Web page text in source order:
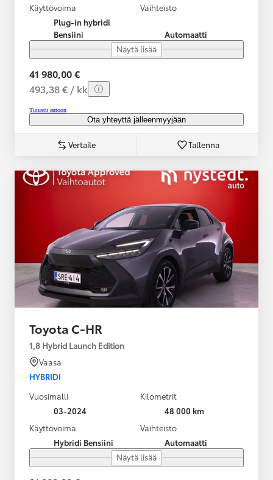
Käyttövoima
Plug-in hybridi
Bensiini
Vaihteisto
Automaatti
Näytä lisää
41 980,00 €
493,38 € / kk
Tutustu autoon
Ota yhteyttä jälleenmyyjään
Vertaile Tallenna
Toyota C-HR
1,8 Hybrid Launch Edition
Vaasa
HYBRIDI
Vuosimalli
03-2024
Kilometrit
48 000 km
Käyttövoima
Hybridi Bensiini
Vaihteisto
Automaatti
Näytä lisää